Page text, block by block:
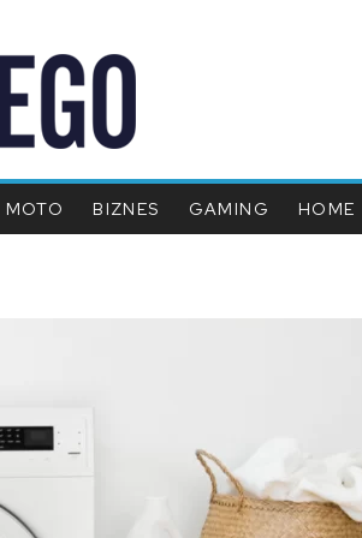
MOTO BIZNES GAMING HOME